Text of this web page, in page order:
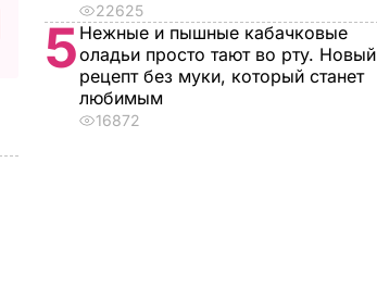
22625
5 Нежные и пышные кабачковые
оладьи просто тают во рту. Новый
рецепт без муки, который станет
любимым
16872